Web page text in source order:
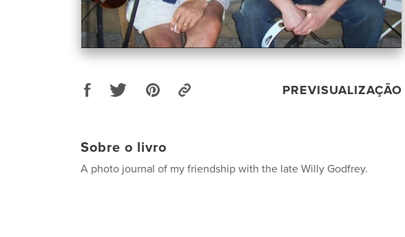
PREVISUALIZAÇÃO
Sobre o livro
A photo journal of my friendship with the late Willy Godfrey.